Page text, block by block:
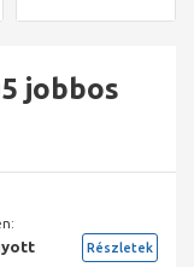
jobbos
Részletek